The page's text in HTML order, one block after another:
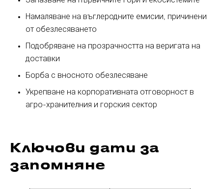
Намаляване на въглеродните емисии, причинени
от обезлесяването
Подобряване на прозрачността на веригата на
доставки
Борба с вносното обезлесяване
Укрепване на корпоративната отговорност в
агро-хранителния и горския сектор
Ключови дати за
запомняне